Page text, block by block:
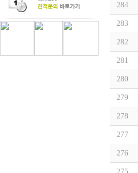
284
283
282
281
280
279
278
277
276